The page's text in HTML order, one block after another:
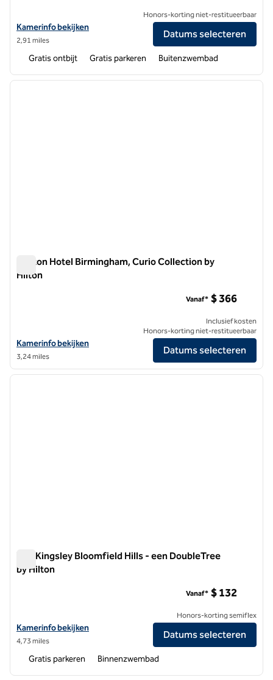
Bekijk hoteldetails voor Hampton Inn Detroit/Madison Heights/
Kamerinfo bekijken
2,91 miles
Honors-korting niet-restitueerbaar
Datums selecteren
Gratis ontbijt Gratis parkeren Buitenzwembad
1 van 12
Daxton Hotel Birmingham, Curio Collection by
Hilton
Bekijk hoteldetails voor Daxton Hotel Birmingham, Curio Collection
Kamerinfo bekijken
3,24 miles
Vanaf* $ 366
Inclusief kosten
Honors-korting niet-restitueerbaar
Datums selecteren
1/12
1 van 12
The Kingsley Bloomfield Hills - een DoubleTree
by Hilton
Bekijk hoteldetails voor The Kingsley Bloomfield Hills - a DoubleTree
Kamerinfo bekijken
4,73 miles
Vanaf* $ 132
Honors-korting semiflex
Datums selecteren
Gratis parkeren Binnenzwembad